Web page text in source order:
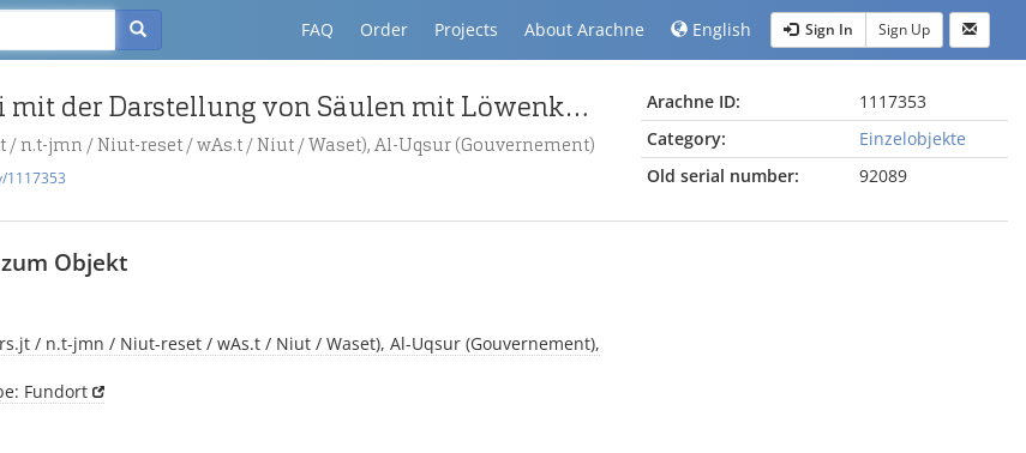
FAQ Order Projects About Arachne English Sign In Sign Up
Wandmalerei mit der Darstellung von Säulen mit Löwenköpfen
/ n.t-jmn / Niut-reset / wAs.t / Niut / Waset), Al-Uqsur (Gouvernement)
1117353
Arachne ID:
1117353
Category:
Einzelobjekte
Old serial number:
92089
Objekt
/ n.t-jmn / Niut-reset / wAs.t / Niut / Waset), Al-Uqsur (Gouvernement),
Fundort